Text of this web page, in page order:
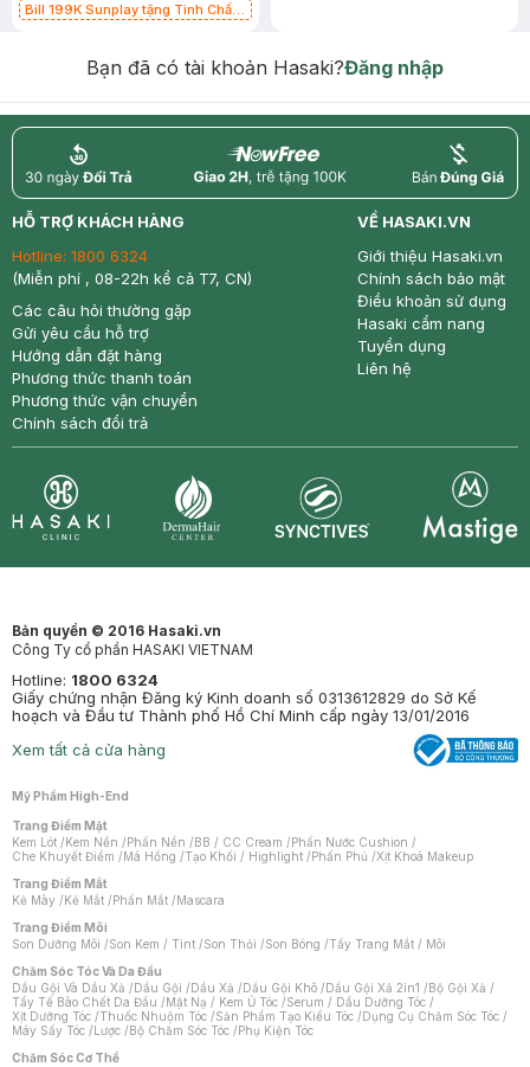
Bill 199K Sunplay tặng Tinh Chất
Bạn đã có tài khoản Hasaki?Đăng nhập
return nowfree price
HỖ TRỢ KHÁCH HÀNG
Hotline: 1800 6324
(Miễn phí , 08-22h kể cả T7, CN)
Các câu hỏi thường gặp
Gửi yêu cầu hỗ trợ
Hướng dẫn đặt hàng
Phương thức thanh toán
Phương thức vận chuyển
Chính sách đổi trả
VỀ HASAKI.VN
Giới thiệu Hasaki.vn
Chính sách bảo mật
Điều khoản sử dụng
Hasaki cẩm nang
Tuyển dụng
Liên hệ
Bản quyền © 2016 Hasaki.vn
Công Ty cổ phần HASAKI VIETNAM
Hotline: 1800 6324
Giấy chứng nhận Đăng ký Kinh doanh số 0313612829 do Sở Kế
hoạch và Đầu tư Thành phố Hồ Chí Minh cấp ngày 13/01/2016
Xem tất cả cửa hàng
Mỹ Phẩm High-End
Trang Điểm Mặt
Kem Lót /Kem Nền /Phấn Nền /BB / CC Cream /Phấn Nước Cushion /
Che Khuyết Điểm /Má Hồng /Tạo Khối / Highlight /Phấn Phủ /Xịt Khoá Makeup
Trang Điểm Mắt
Kẻ Mày /Kẻ Mắt /Phấn Mắt /Mascara
Trang Điểm Môi
Son Dưỡng Môi /Son Kem / Tint /Son Thỏi /Son Bóng /Tẩy Trang Mắt / Môi
Chăm Sóc Tóc Và Da Đầu
Dầu Gội Và Dầu Xả /Dầu Gội /Dầu Xả /Dầu Gội Khô /Dầu Gội Xả 2in1 /Bộ Gội Xả /
Tẩy Tế Bào Chết Da Đầu /Mặt Nạ / Kem Ủ Tóc /Serum / Dầu Dưỡng Tóc /
Xịt Dưỡng Tóc /Thuốc Nhuộm Tóc /Sản Phẩm Tạo Kiểu Tóc /Dụng Cụ Chăm Sóc Tóc /
Máy Sấy Tóc /Lược /Bộ Chăm Sóc Tóc /Phụ Kiện Tóc
Chăm Sóc Cơ Thể